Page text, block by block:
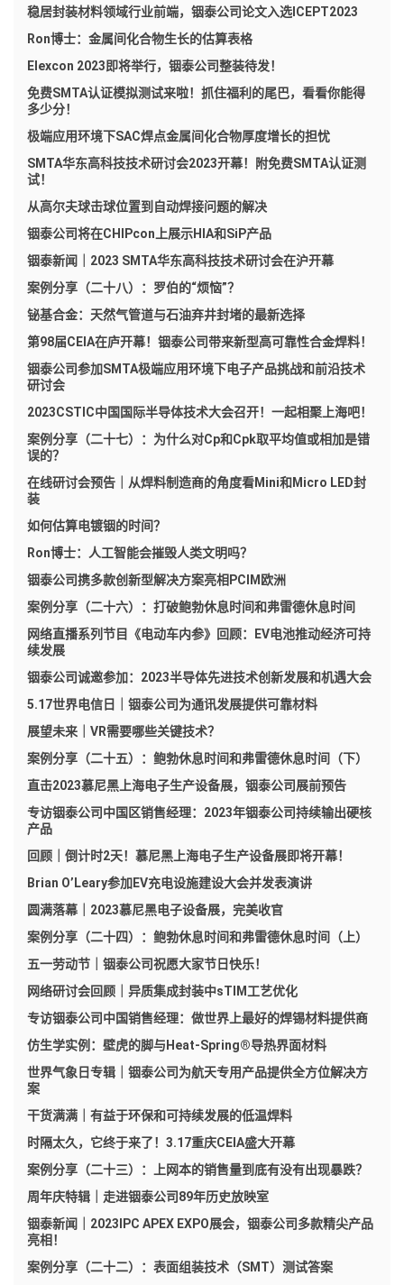
稳居封装材料领域行业前端，铟泰公司论文入选ICEPT2023
Ron博士：金属间化合物生长的估算表格
Elexcon 2023即将举行，铟泰公司整装待发！
免费SMTA认证模拟测试来啦！抓住福利的尾巴，看看你能得
多少分！
极端应用环境下SAC焊点金属间化合物厚度增长的担忧
SMTA华东高科技技术研讨会2023开幕！附免费SMTA认证测
试！
从高尔夫球击球位置到自动焊接问题的解决
铟泰公司将在CHIPcon上展示HIA和SiP产品
铟泰新闻｜2023 SMTA华东高科技技术研讨会在沪开幕
案例分享（二十八）：罗伯的“烦恼”？
铋基合金：天然气管道与石油弃井封堵的最新选择
第98届CEIA在庐开幕！铟泰公司带来新型高可靠性合金焊料！
铟泰公司参加SMTA极端应用环境下电子产品挑战和前沿技术
研讨会
2023CSTIC中国国际半导体技术大会召开！一起相聚上海吧！
案例分享（二十七）：为什么对Cp和Cpk取平均值或相加是错
误的？
在线研讨会预告｜从焊料制造商的角度看Mini和Micro LED封
装
如何估算电镀铟的时间？
Ron博士：人工智能会摧毁人类文明吗？
铟泰公司携多款创新型解决方案亮相PCIM欧洲
案例分享（二十六）：打破鲍勃休息时间和弗雷德休息时间
网络直播系列节目《电动车内参》回顾：EV电池推动经济可持
续发展
铟泰公司诚邀参加：2023半导体先进技术创新发展和机遇大会
5.17世界电信日｜铟泰公司为通讯发展提供可靠材料
展望未来｜VR需要哪些关键技术？
案例分享（二十五）：鲍勃休息时间和弗雷德休息时间（下）
直击2023慕尼黑上海电子生产设备展，铟泰公司展前预告
专访铟泰公司中国区销售经理：2023年铟泰公司持续输出硬核
产品
回顾｜倒计时2天！慕尼黑上海电子生产设备展即将开幕！
Brian O’Leary参加EV充电设施建设大会并发表演讲
圆满落幕｜2023慕尼黑电子设备展，完美收官
案例分享（二十四）：鲍勃休息时间和弗雷德休息时间（上）
五一劳动节｜铟泰公司祝愿大家节日快乐！
网络研讨会回顾｜异质集成封装中sTIM工艺优化
专访铟泰公司中国销售经理：做世界上最好的焊锡材料提供商
仿生学实例：壁虎的脚与Heat-Spring®导热界面材料
世界气象日专辑｜铟泰公司为航天专用产品提供全方位解决方
案
干货满满｜有益于环保和可持续发展的低温焊料
时隔太久，它终于来了！3.17重庆CEIA盛大开幕
案例分享（二十三）：上网本的销售量到底有没有出现暴跌？
周年庆特辑｜走进铟泰公司89年历史放映室
铟泰新闻｜2023IPC APEX EXPO展会，铟泰公司多款精尖产品
亮相！
案例分享（二十二）：表面组装技术（SMT）测试答案